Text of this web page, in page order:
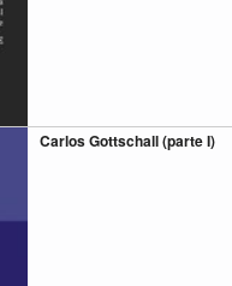
Carlos Gottschall (parte I)